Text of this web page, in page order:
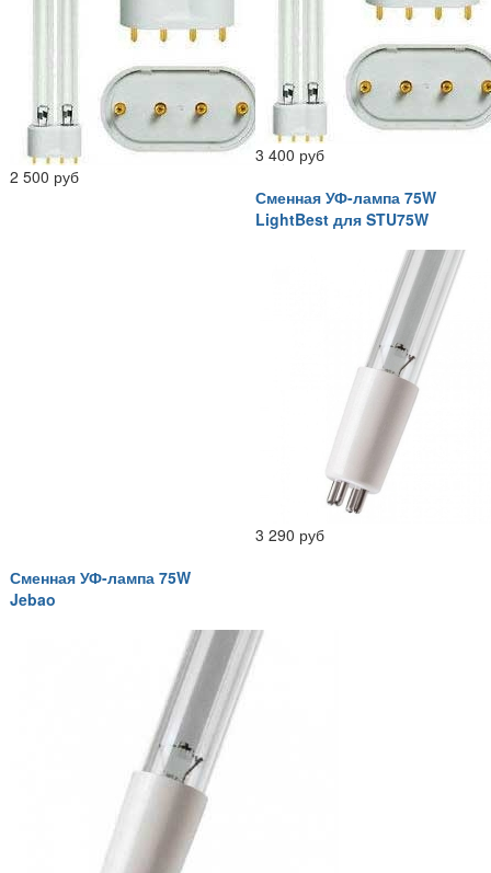
2 500 руб
3 400 руб
Сменная УФ-лампа 75W
LightBest для STU75W
3 290 руб
Сменная УФ-лампа 75W
Jebao